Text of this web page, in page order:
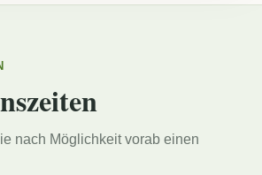
nach Möglichkeit vorab einen